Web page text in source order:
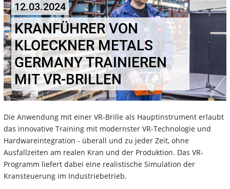
12.03.2024
KRANFÜHRER VON
KLOECKNER METALS
GERMANY TRAINIEREN
MIT VR-BRILLEN
Die Anwendung mit einer VR-Brille als Hauptinstrument erlaubt
das innovative Training mit modernster VR-Technologie und
Hardwareintegration - überall und zu jeder Zeit, ohne
Ausfallzeiten am realen Kran und der Produktion. Das VR-
Programm liefert dabei eine realistische Simulation der
Kransteuerung im Industriebetrieb.